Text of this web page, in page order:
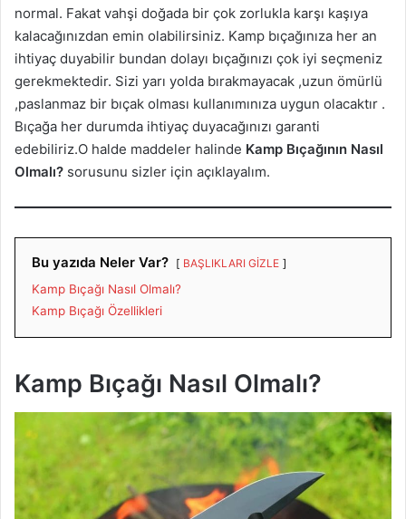
normal. Fakat vahşi doğada bir çok zorlukla karşı kaşıya
kalacağınızdan emin olabilirsiniz. Kamp bıçağınıza her an
ihtiyaç duyabilir bundan dolayı bıçağınızı çok iyi seçmeniz
gerekmektedir. Sizi yarı yolda bırakmayacak ,uzun ömürlü
,paslanmaz bir bıçak olması kullanımınıza uygun olacaktır .
Bıçağa her durumda ihtiyaç duyacağınızı garanti
edebiliriz.O halde maddeler halinde Kamp Bıçağının Nasıl
Olmalı? sorusunu sizler için açıklayalım.
Bu yazıda Neler Var? BAŞLIKLARI GİZLE
Kamp Bıçağı Nasıl Olmalı?
Kamp Bıçağı Özellikleri
Kamp Bıçağı Nasıl Olmalı?